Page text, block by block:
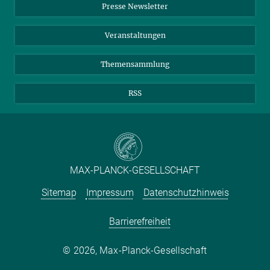
TikTok
YouTube
Presse Newsletter
Veranstaltungen
Themensammlung
RSS
MAX-PLANCK-GESELLSCHAFT
Sitemap
Impressum Datenschutzhinweis
Barrierefreiheit
2026, Max-Planck-Gesellschaft